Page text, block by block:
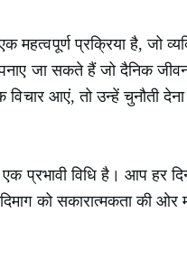
महत्वपूर्ण प्रक्रिया है, जो
जा सकते हैं जो दैनिक
आएं, तो उन्हें चुनौती
प्रभावी विधि है। आप हर
को सकारात्मकता